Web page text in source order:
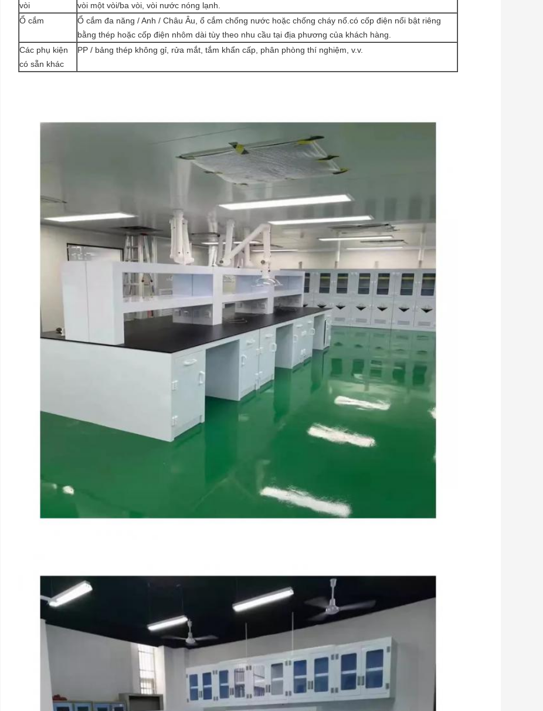
vòi
vòi một vòi/ba vòi, vòi nước nóng lạnh.
Ổ cắm
Ổ cắm đa năng / Anh / Châu Âu, ổ cắm chống nước hoặc chống cháy nổ.có cốp điện nổi bật riêng
bằng thép hoặc cốp điện nhôm dài tùy theo nhu cầu tại địa phương của khách hàng.
Các phụ kiện
có sẵn khác
PP / bảng thép không gỉ, rửa mắt, tắm khẩn cấp, phân phòng thí nghiệm, v.v.